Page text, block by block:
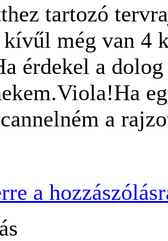
tartozó
kívűl még van 4
érdekel a
a
a